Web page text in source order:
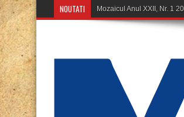
NOUTATI Mozaicul Anul XXII, Nr. 1